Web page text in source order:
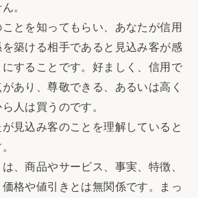
。
とを知ってもらい、あなたが信用
築ける相手であると見込み客が感
することです。好ましく、信用で
あり、尊敬できる、あるいは高く
人は買うのです。
見込み客のことを理解していると
、商品やサービス、事実、特徴、
格や値引きとは無関係です。まっ